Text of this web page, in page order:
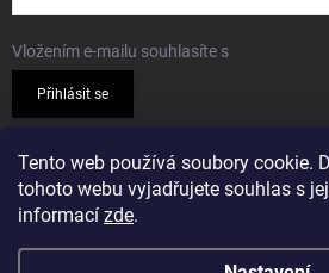
Tento web používá soubory cookie.
tohoto webu vyjadřujete souhlas s
informací zde.
Vložením e-mailu souhlasíte s
Přihlásit se
PŘIJÍMÁME ONLINE PLATBY